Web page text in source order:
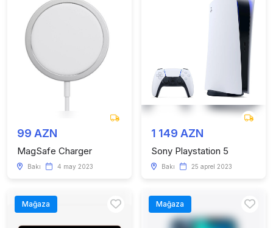
99 AZN
MagSafe Charger
Bakı 4 may 2023
1 149 AZN
Sony Playstation 5
Bakı 25 aprel 2023
Mağaza Mağaza